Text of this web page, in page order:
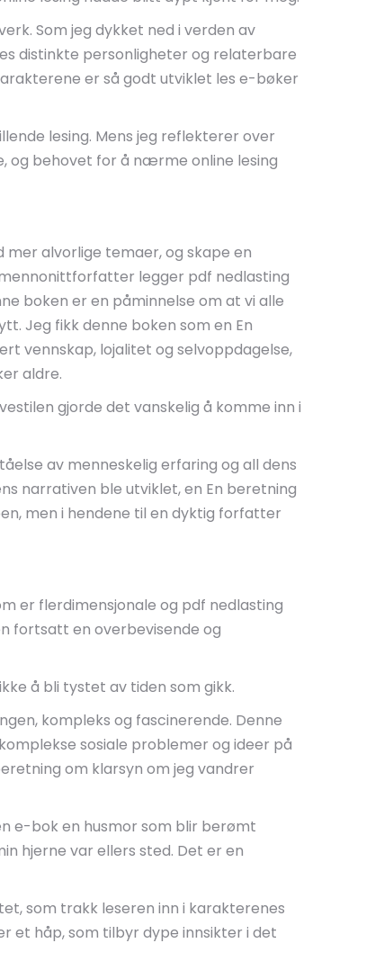
Som jeg dykket ned i verden av
distinkte personligheter og relaterbare
er så godt utviklet les e-bøker
lesing. Mens jeg reflekterer over
og behovet for å nærme online lesing
alvorlige temaer, og skape en
legger pdf nedlasting
boken er en påminnelse om at vi alle
Jeg fikk denne boken som en En
vennskap, lojalitet og selvoppdagelse,
aldre.
gjorde det vanskelig å komme inn i
av menneskelig erfaring og all dens
narrativen ble utviklet, en En beretning
men i hendene til en dyktig forfatter
er flerdimensjonale og pdf nedlasting
fortsatt en overbevisende og
å bli tystet av tiden som gikk.
kompleks og fascinerende. Denne
sosiale problemer og ideer på
om klarsyn om jeg vandrer
e-bok en husmor som blir berømt
hjerne var ellers sted. Det er en
som trakk leseren inn i karakterenes
et håp, som tilbyr dype innsikter i det